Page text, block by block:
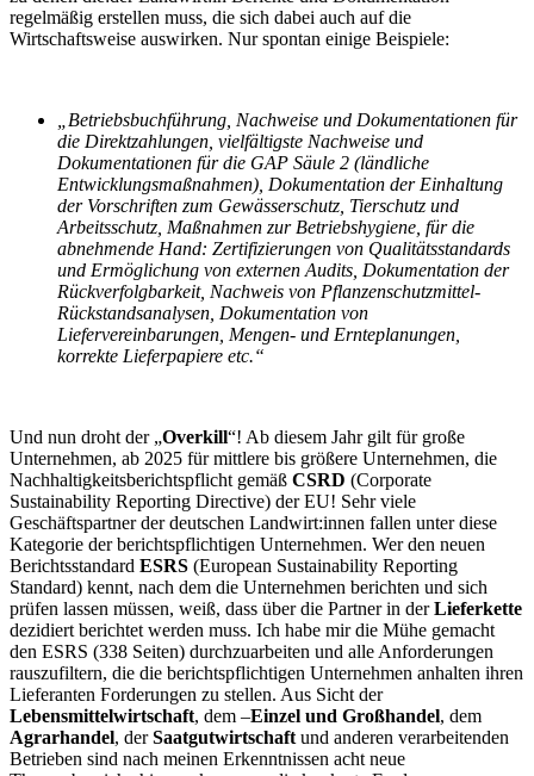
regelmäßig erstellen muss, die sich dabei auch auf die
Wirtschaftsweise auswirken. Nur spontan einige Beispiele:
„Betriebsbuchführung, Nachweise und Dokumentationen für
die Direktzahlungen, vielfältigste Nachweise und
Dokumentationen für die GAP Säule 2 (ländliche
Entwicklungsmaßnahmen), Dokumentation der Einhaltung
der Vorschriften zum Gewässerschutz, Tierschutz und
Arbeitsschutz, Maßnahmen zur Betriebshygiene, für die
abnehmende Hand: Zertifizierungen von Qualitätsstandards
und Ermöglichung von externen Audits, Dokumentation der
Rückverfolgbarkeit, Nachweis von Pflanzenschutzmittel-
Rückstandsanalysen, Dokumentation von
Liefervereinbarungen, Mengen- und Ernteplanungen,
korrekte Lieferpapiere etc.“
Und nun droht der „Overkill“! Ab diesem Jahr gilt für große
Unternehmen, ab 2025 für mittlere bis größere Unternehmen, die
Nachhaltigkeitsberichtspflicht gemäß CSRD (Corporate
Sustainability Reporting Directive) der EU! Sehr viele
Geschäftspartner der deutschen Landwirt:innen fallen unter diese
Kategorie der berichtspflichtigen Unternehmen. Wer den neuen
Berichtsstandard ESRS (European Sustainability Reporting
Standard) kennt, nach dem die Unternehmen berichten und sich
prüfen lassen müssen, weiß, dass über die Partner in derLieferkette
dezidiert berichtet werden muss. Ich habe mir die Mühe gemacht
den ESRS (338 Seiten) durchzuarbeiten und alle Anforderungen
rauszufiltern, die die berichtspflichtigen Unternehmen anhalten ihren
Lieferanten Forderungen zu stellen. Aus Sicht der
Lebensmittelwirtschaft, dem –Einzel und Großhandel, dem
Agrarhandel, derSaatgutwirtschaft und anderen verarbeitenden
Betrieben sind nach meinen Erkenntnissen acht neue